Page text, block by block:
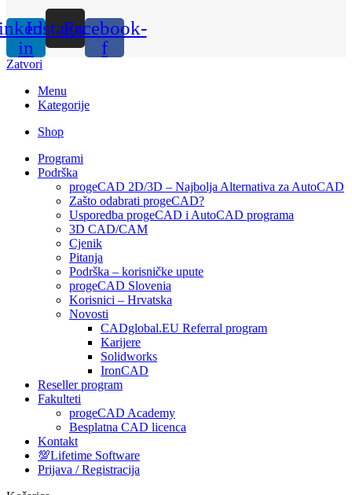
in
Instagram
Facebook-
f
Zatvori
Menu
Kategorije
Shop
Programi
Podrška
progeCAD 2D/3D – Najbolja Alternativa za AutoCAD
Zašto odabrati progeCAD?
Usporedba progeCAD i AutoCAD programa
3D CAD/CAM
Cjenik
Pitanja
Podrška – korisničke upute
progeCAD Slovenia
Korisnici – Hrvatska
Novosti
CADglobal.EU Referral program
Karijere
Solidworks
IronCAD
Reseller program
Fakulteti
progeCAD Academy
Besplatna CAD licenca
Kontakt
💯Lifetime Software
Prijava / Registracija